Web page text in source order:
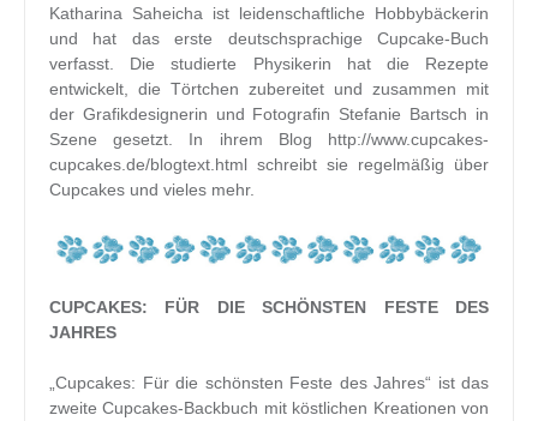
Katharina Saheicha ist leidenschaftliche Hobbybäckerin
und hat das erste deutschsprachige Cupcake-Buch
verfasst. Die studierte Physikerin hat die Rezepte
entwickelt, die Törtchen zubereitet und zusammen mit
der Grafikdesignerin und Fotografin Stefanie Bartsch in
Szene gesetzt. In ihrem Blog http://www.cupcakes-
cupcakes.de/blogtext.html schreibt sie regelmäßig über
Cupcakes und vieles mehr.
CUPCAKES: FÜR DIE SCHÖNSTEN FESTE DES
JAHRES
„Cupcakes: Für die schönsten Feste des Jahres“ ist das
zweite Cupcakes-Backbuch mit köstlichen Kreationen von